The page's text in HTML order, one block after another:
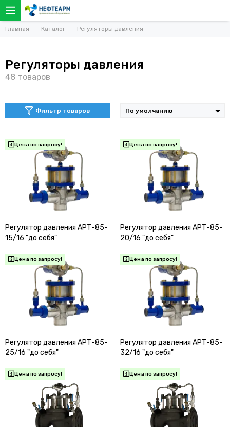
Главная Каталог Регуляторы давления
Регуляторы давления
Фильтр товаров
Регулятор давления АРТ-85-
15/16 "до себя"
Регулятор давления АРТ-85-
20/16 "до себя"
Регулятор давления АРТ-85-
25/16 "до себя"
Регулятор давления АРТ-85-
32/16 "до себя"